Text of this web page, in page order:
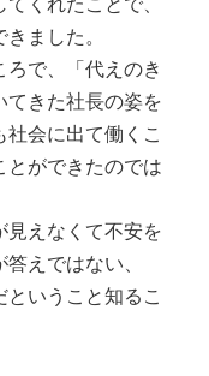
ました。
で、「代えのき
てきた社長の姿を
会に出て働くこ
とができたのでは
見えなくて不安を
えではない、
いうこと知るこ